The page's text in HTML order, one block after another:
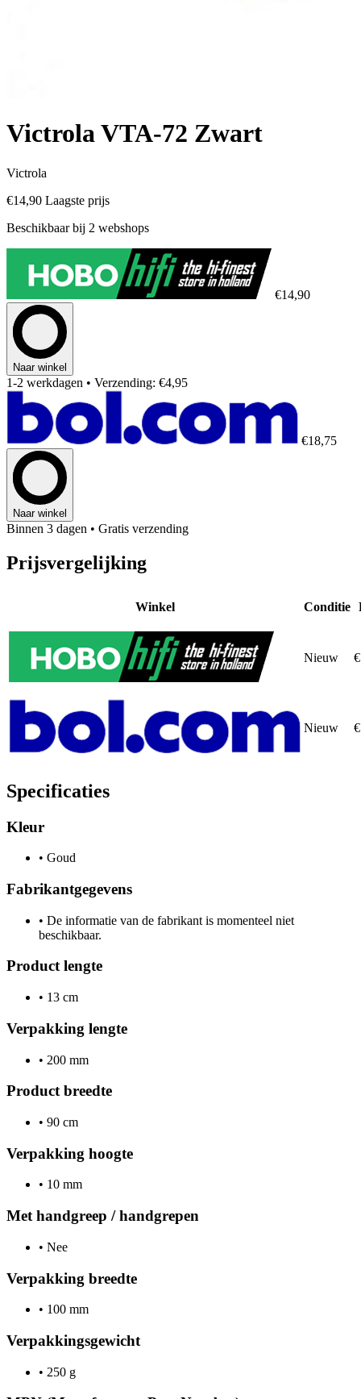
Victrola VTA-72 Zwart
Victrola
€14,90 Laagste prijs
Beschikbaar bij 2 webshops
€14,90
Naar winkel
1-2 werkdagen • Verzending: €4,95
€18,75
Naar winkel
Binnen 3 dagen • Gratis verzending
Prijsvergelijking
Winkel Conditie
Nieuw
Nieuw
Specificaties
Kleur
• Goud
Fabrikantgegevens
• De informatie van de fabrikant is momenteel niet
beschikbaar.
Product lengte
• 13 cm
Verpakking lengte
• 200 mm
Product breedte
• 90 cm
Verpakking hoogte
• 10 mm
Met handgreep / handgrepen
• Nee
Verpakking breedte
• 100 mm
Verpakkingsgewicht
• 250 g